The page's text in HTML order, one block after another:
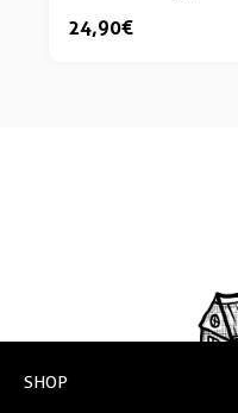
24,90 €
SHOP